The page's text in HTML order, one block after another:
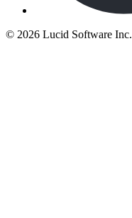
© 2026 Lucid Software Inc.